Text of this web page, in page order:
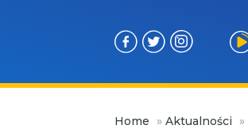
Home » Aktualności »